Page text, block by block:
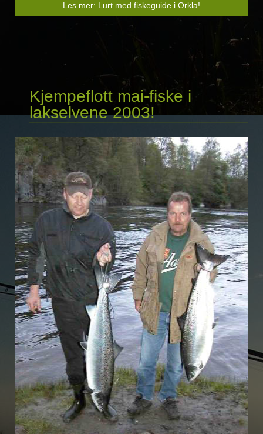
Les mer: Lurt med fiskeguide i Orkla!
Kjempeflott mai-fiske i
lakselvene 2003!